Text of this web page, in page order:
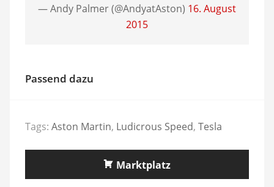
— Andy Palmer (@AndyatAston) 16. August
2015
Passend dazu
Tags: Aston Martin, Ludicrous Speed, Tesla
Marktplatz